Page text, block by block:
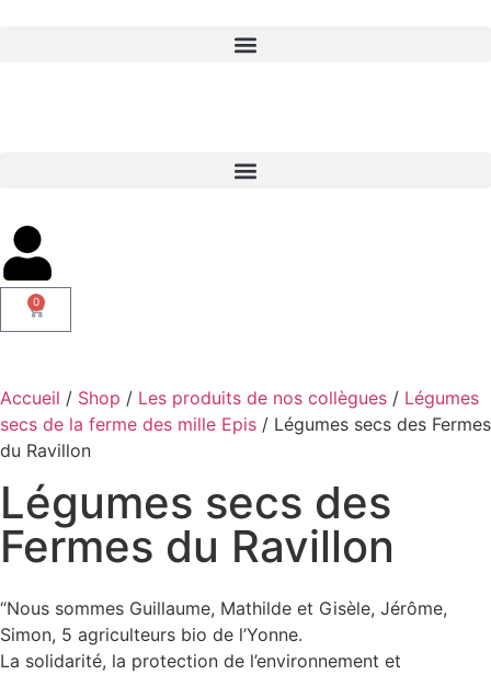
0
Accueil / Shop / Les produits de nos collègues / Légumes
secs de la ferme des mille Epis / Légumes secs des Fermes
du Ravillon
Légumes secs des
Fermes du Ravillon
“Nous sommes Guillaume, Mathilde et Gisèle, Jérôme,
Simon, 5 agriculteurs bio de l’Yonne.
La solidarité, la protection de l’environnement et